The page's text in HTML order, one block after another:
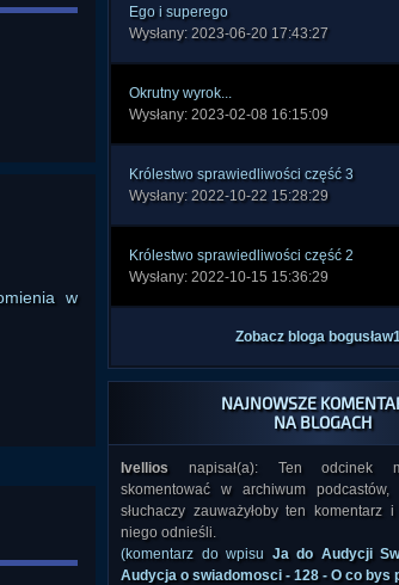
w
Ego i superego
Wysłany: 2023-06-20 17:43:27
Okrutny wyrok...
Wysłany: 2023-02-08 16:15:09
Królestwo sprawiedliwości część 3
Wysłany: 2022-10-22 15:28:29
Królestwo sprawiedliwości część 2
Wysłany: 2022-10-15 15:36:29
Zobacz bloga
NAJNOWSZE
NA BLOGACH
Ivellios napisał(a): Ten odcinek
skomentować w archiwum
słuchaczy zauważyłoby ten
niego odnieśli.
(komentarz do wpisu Ja do Audycji
Audycja o swiadomosci - 128 - O co bys